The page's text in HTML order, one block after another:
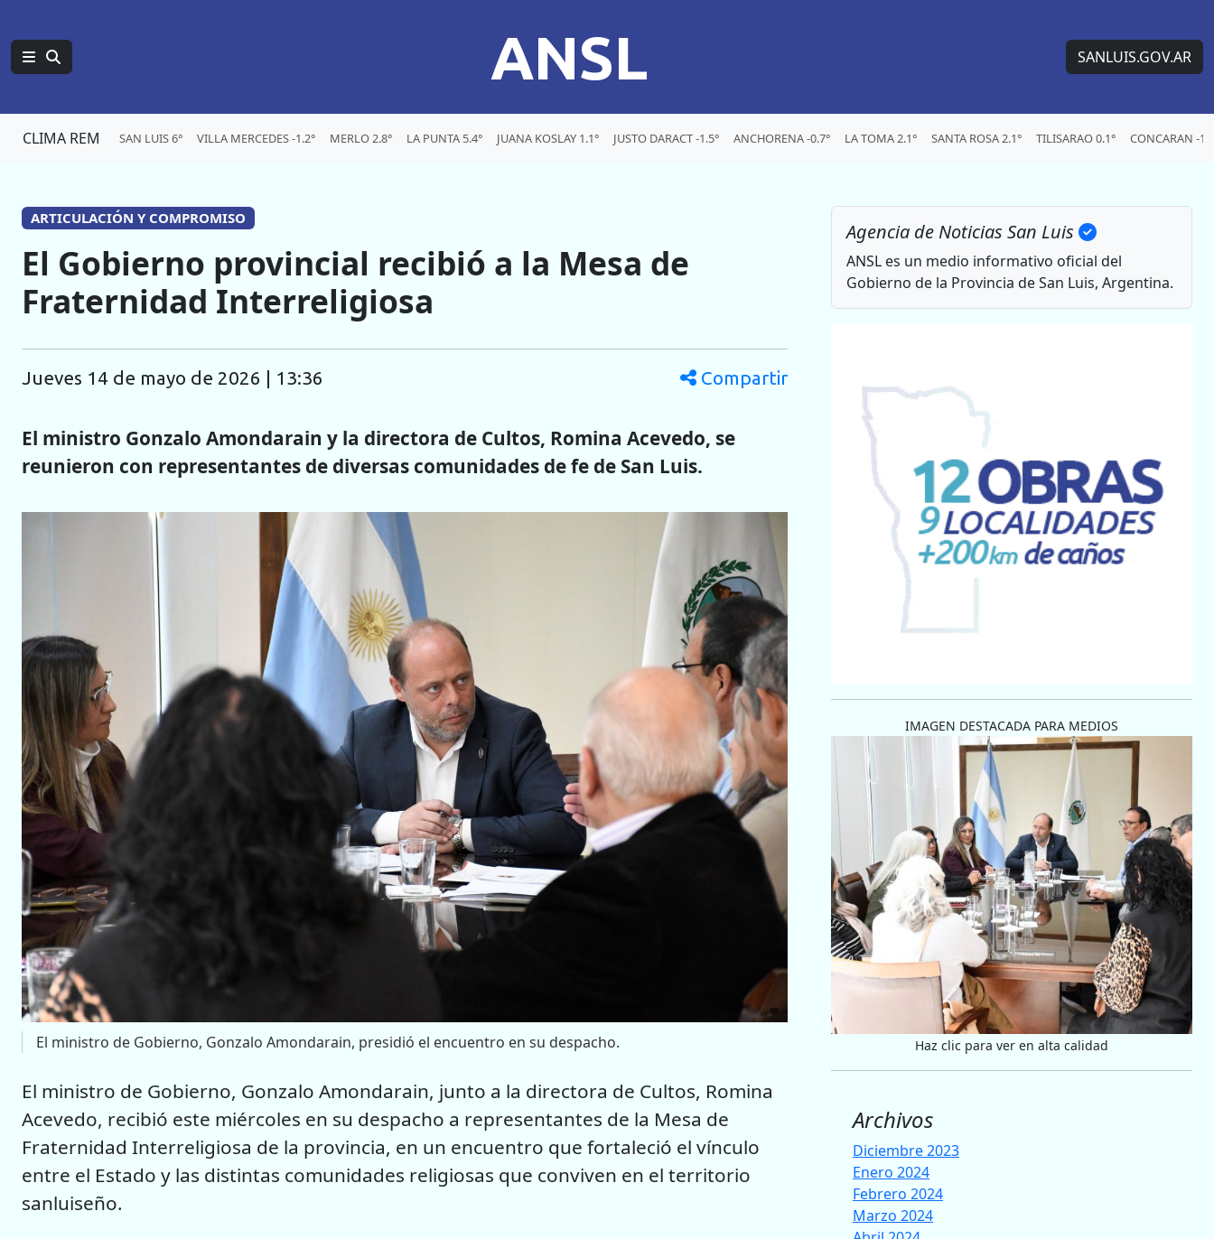
ANSL SANLUIS.GOV.AR
CLIMA REM SAN LUIS 6° VILLA MERCEDES -1.2° MERLO 2.8° LA PUNTA 5.4° JUANA KOSLAY 1.1° JUSTO DARACT -1.5° ANCHORENA -0.7° LA TOMA 2.1° SANTA ROSA 2.1° TILISARAO 0.1° CONCARAN -
ARTICULACIÓN Y COMPROMISO
El Gobierno provincial recibió a la Mesa de
Fraternidad Interreligiosa
jueves 14 de mayo de 2026 | 13:36 Compartir
El ministro Gonzalo Amondarain y la directora de Cultos, Romina Acevedo, se
reunieron con representantes de diversas comunidades de fe de San Luis.
El ministro de Gobierno, Gonzalo Amondarain, presidió el encuentro en su despacho.
El ministro de Gobierno, Gonzalo Amondarain, junto a la directora de Cultos, Romina
Acevedo, recibió este miércoles en su despacho a representantes de la Mesa de
Fraternidad Interreligiosa de la provincia, en un encuentro que fortaleció el vínculo
entre el Estado y las distintas comunidades religiosas que conviven en el territorio
sanluiseño.
Agencia de Noticias San Luis
ANSL es un medio informativo oficial del
Gobierno de la Provincia de San Luis, Argentina.
IMAGEN DESTACADA PARA MEDIOS
Haz clic para ver en alta calidad
Archivos
Diciembre 2023
Enero 2024
Febrero 2024
Marzo 2024